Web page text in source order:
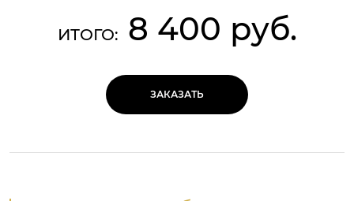
ИТОГО: 8 400 руб.
ЗАКАЗАТЬ